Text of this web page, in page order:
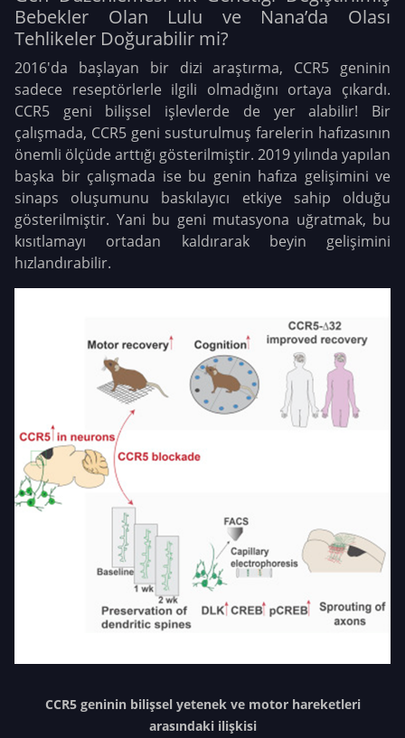
Bebekler Olan Lulu ve Nana’da Olası
Tehlikeler Doğurabilir mi?
2016'da başlayan bir dizi araştırma, CCR5 geninin
sadece reseptörlerle ilgili olmadığını ortaya çıkardı.
CCR5 geni bilişsel işlevlerde de yer alabilir! Bir
çalışmada, CCR5 geni susturulmuş farelerin hafızasının
önemli ölçüde arttığı gösterilmiştir. 2019 yılında yapılan
başka bir çalışmada ise bu genin hafıza gelişimini ve
sinaps oluşumunu baskılayıcı etkiye sahip olduğu
gösterilmiştir. Yani bu geni mutasyona uğratmak, bu
kısıtlamayı ortadan kaldırarak beyin gelişimini
hızlandırabilir.
CCR5 geninin bilişsel yetenek ve motor hareketleri
arasındaki ilişkisi